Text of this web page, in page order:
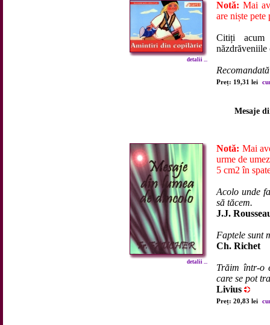
detalii ...
Notă: Mai
are niște pete
Citiți acum
năzdrăveniile
Preț: 19,31 lei
Mesaje
detalii ...
Notă: Mai
urme de
5 cm2 în
Acolo unde
să tăcem.
J.J.
Faptele sunt
Ch. Richet
Trăim într-o
care se pot
Livius
Preț: 20,83 lei